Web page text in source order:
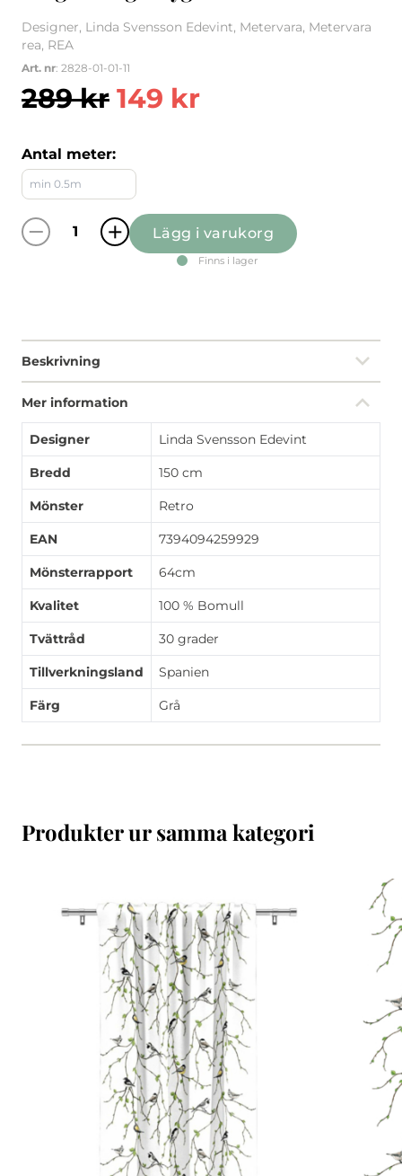
Designer, Linda Svensson Edevint, Metervara, Metervara
rea, REA
Art. nr: 2828-01-01-11
289kr 149 kr
Antal meter:
Lingonris grå tyg metervara quantity
Lägg i varukorg
Finns i lager
Beskrivning
Mer information
Designer Linda Svensson Edevint
Bredd 150 cm
Mönster Retro
EAN 7394094259929
Mönsterrapport 64cm
Kvalitet 100 % Bomull
Tvättråd 30 grader
Tillverkningsland Spanien
Färg Grå
Produkter ur samma kategori